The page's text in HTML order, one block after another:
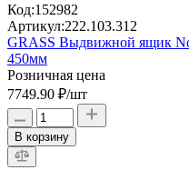
Код:152982
Артикул:222.103.312
GRASS Выдвижной ящик
450мм
Розничная цена
7749.90 ₽/шт
В корзину